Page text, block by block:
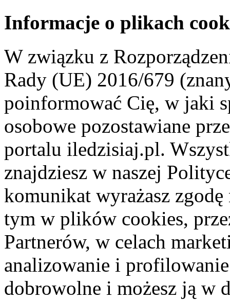
Informacje o plikach
W związku z
Rady (UE) 2016/679
poinformować Cię, w jaki
osobowe pozostawiane
portalu iledzisiaj.pl.
znajdziesz w naszej
komunikat wyrażasz
tym w plików cookies,
Partnerów, w celach
analizowanie i
dobrowolne i możesz ją w